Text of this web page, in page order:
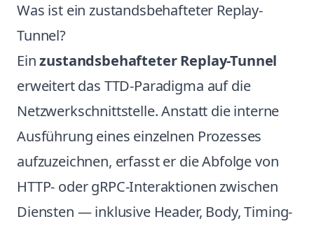
Was ist ein zustandsbehafteter Replay-
Tunnel?
Einzustandsbehafteter Replay-Tunnel
erweitert das TTD-Paradigma auf die
Netzwerkschnittstelle. Anstatt die interne
Ausführung eines einzelnen Prozesses
aufzuzeichnen, erfasst er die Abfolge von
HTTP- oder gRPC-Interaktionen zwischen
Diensten — inklusive Header, Body, Timing-